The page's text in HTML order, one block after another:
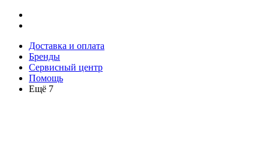
Доставка и оплата
Бренды
Сервисный центр
Помощь
Ещё 7